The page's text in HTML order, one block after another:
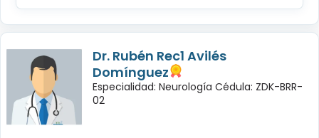
Dr. Rubén Rec1 Avilés
Domínguez
Especialidad: Neurología Cédula: ZDK-BRR-
02